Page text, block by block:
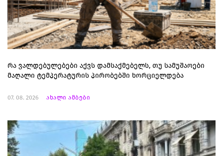
რა ვალდებულებები აქვს დამსაქმებელს, თუ სამუშაოები
მაღალი ტემპერატურის პირობებში ხორციელდება
07. 08. 2026 ახალი ამბები